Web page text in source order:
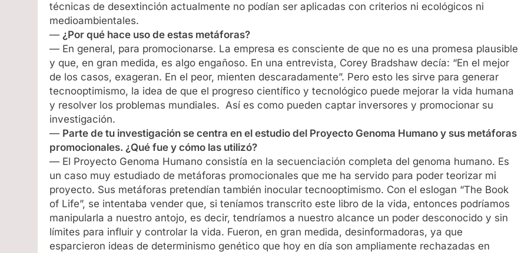
técnicas de desextinción actualmente no podían ser aplicadas con criterios ni ecológicos ni
medioambientales.
— ¿Por qué hace uso de estas metáforas?
— En general, para promocionarse. La empresa es consciente de que no es una promesa plausible
y que, en gran medida, es algo engañoso. En una entrevista, Corey Bradshaw decía: “En el mejor
de los casos, exageran. En el peor, mienten descaradamente”. Pero esto les sirve para generar
tecnooptimismo, la idea de que el progreso científico y tecnológico puede mejorar la vida humana
y resolver los problemas mundiales. Así es como pueden captar inversores y promocionar su
investigación.
— Parte de tu investigación se centra en el estudio del Proyecto Genoma Humano y sus metáforas
promocionales. ¿Qué fue y cómo las utilizó?
— El Proyecto Genoma Humano consistía en la secuenciación completa del genoma humano. Es
un caso muy estudiado de metáforas promocionales que me ha servido para poder teorizar mi
proyecto. Sus metáforas pretendían también inocular tecnooptimismo. Con el eslogan “The Book
of Life”, se intentaba vender que, si teníamos transcrito este libro de la vida, entonces podríamos
manipularla a nuestro antojo, es decir, tendríamos a nuestro alcance un poder desconocido y sin
límites para influir y controlar la vida. Fueron, en gran medida, desinformadoras, ya que
esparcieron ideas de determinismo genético que hoy en día son ampliamente rechazadas en